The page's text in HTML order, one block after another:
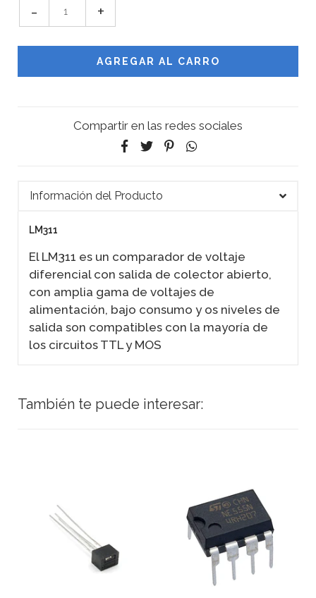
- +
Compartir en las redes sociales
Información del Producto
LM311
El LM311 es un comparador de voltaje
diferencial con salida de colector abierto,
con amplia gama de voltajes de
alimentación, bajo consumo y os niveles de
salida son compatibles con la mayoría de
los circuitos TTL y MOS
También te puede interesar: